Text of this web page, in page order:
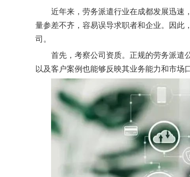
近年来，劳务派遣行业在成都发展迅速
量参差不齐，容易误导求职者和企业。因此
司。
首先，考察公司资质。正规的劳务派遣
以及客户案例也能够反映其业务能力和市场